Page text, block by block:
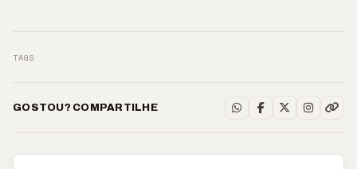
TAGS
GOSTOU? COMPARTILHE